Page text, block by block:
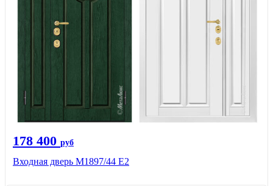
178 400 руб
Входная дверь М1897/44 Е2